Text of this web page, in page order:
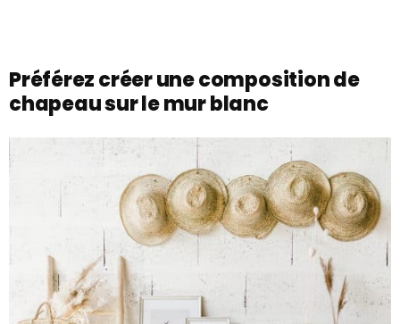
Préférez créer une composition de
chapeau sur le mur blanc